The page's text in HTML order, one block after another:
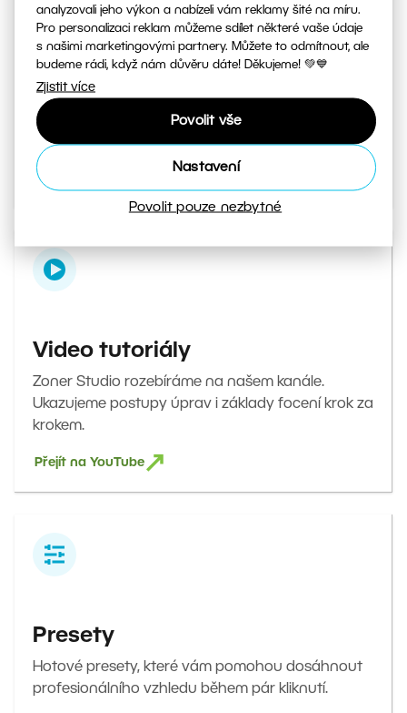
analyzovali jeho výkon a nabízeli vám reklamy šité na míru.
Pro personalizaci reklam můžeme sdílet některé vaše údaje
s našimi marketingovými partnery. Můžete to odmítnout, ale
budeme rádi, když nám důvěru dáte! Děkujeme! 💚💙
Zjistit více
Povolit vše
Nastavení
Povolit pouze nezbytné
Magazín Milujeme fotografii
Váš denní zdroj inspirace a tipů. Od tajných triků
při focení až po návody, jak v editoru upravit ty
nejlepší fotky.
Přejít do magazínu
Video tutoriály
Zoner Studio rozebíráme na našem kanále.
Ukazujeme postupy úprav i základy focení krok za
krokem.
Přejít na YouTube
Presety
Hotové presety, které vám pomohou dosáhnout
profesionálního vzhledu během pár kliknutí.